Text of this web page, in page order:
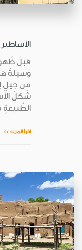
الأساطير
قبلَ
وَسيلةً
من جيلٍ
شَكلَ
اقرأ المزيد >>